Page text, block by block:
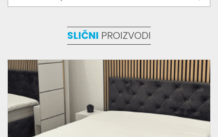
SLIČNI PROIZVODI